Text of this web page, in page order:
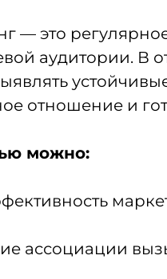
— это
аудитории. В
отношение и
можно:
ассоциации